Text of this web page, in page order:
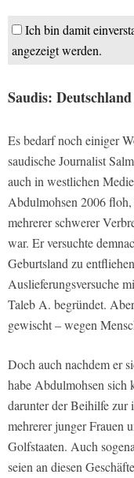
Ich bin damit
angezeigt werden.
Saudis:
Es bedarf noch einiger
saudische Journalist
auch in westlichen
Abdulmohsen 2006
mehrerer schwerer
war. Er versuchte
Geburtsland zu
Auslieferungsversuche
Taleb A. begründet.
gewischt – wegen
Doch auch nachdem er
habe Abdulmohsen sich
darunter der Beihilfe zur
mehrerer junger Frauen
Golfstaaten. Auch
seien an diesen